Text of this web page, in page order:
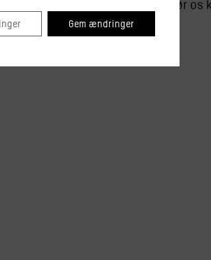
af vidunderlig chokolade, og gør os
gerne lidt før.
Gem ændringer